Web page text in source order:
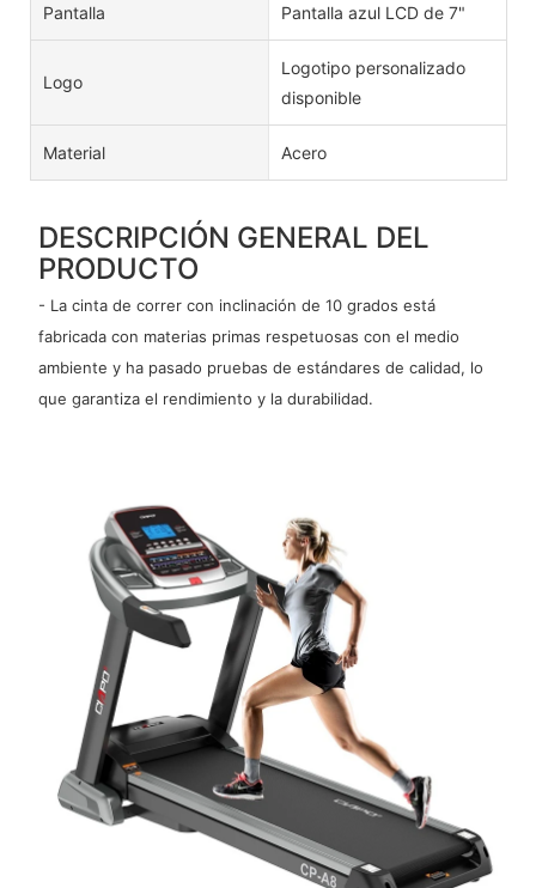
Pantalla Pantalla azul LCD de 7"
Logo
Logotipo personalizado
disponible
Material Acero
DESCRIPCIÓN GENERAL DEL
PRODUCTO
- La cinta de correr con inclinación de 10 grados está
fabricada con materias primas respetuosas con el medio
ambiente y ha pasado pruebas de estándares de calidad, lo
que garantiza el rendimiento y la durabilidad.